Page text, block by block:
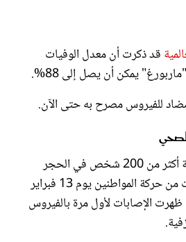
قد ذكرت أن معدل الوفيات
يمكن أن يصل إلى 88%.
للفيروس مصرح به حتى الآن.
وأودعت غينيا الاستوائية أكثر من 200 شخص في الحجر
الصحي حتى الآن وحدّت من حركة المواطنين يوم 13 فبراير
الإصابات لأول مرة بالفيروس